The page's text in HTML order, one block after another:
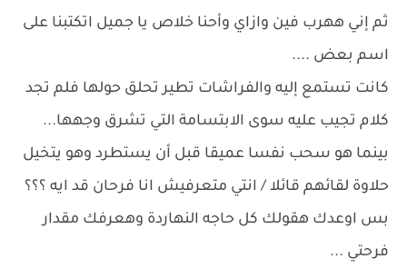
ثم إني ههرب فين وازاي وأحنا خلاص يا جميل اتكتبنا على
اسم بعض ....
كانت تستمع إليه والفراشات تطير تحلق حولها فلم تجد
كلام تجيب عليه سوى الابتسامة التي تشرق وجهها...
بينما هو سحب نفسا عميقا قبل أن يستطرد وهو يتخيل
حلاوة لقائهم قائلا / انتي متعرفيش انا فرحان قد ايه ؟؟؟
بس اوعدك هقولك كل حاجه النهاردة وهعرفك مقدار
فرحتي ...